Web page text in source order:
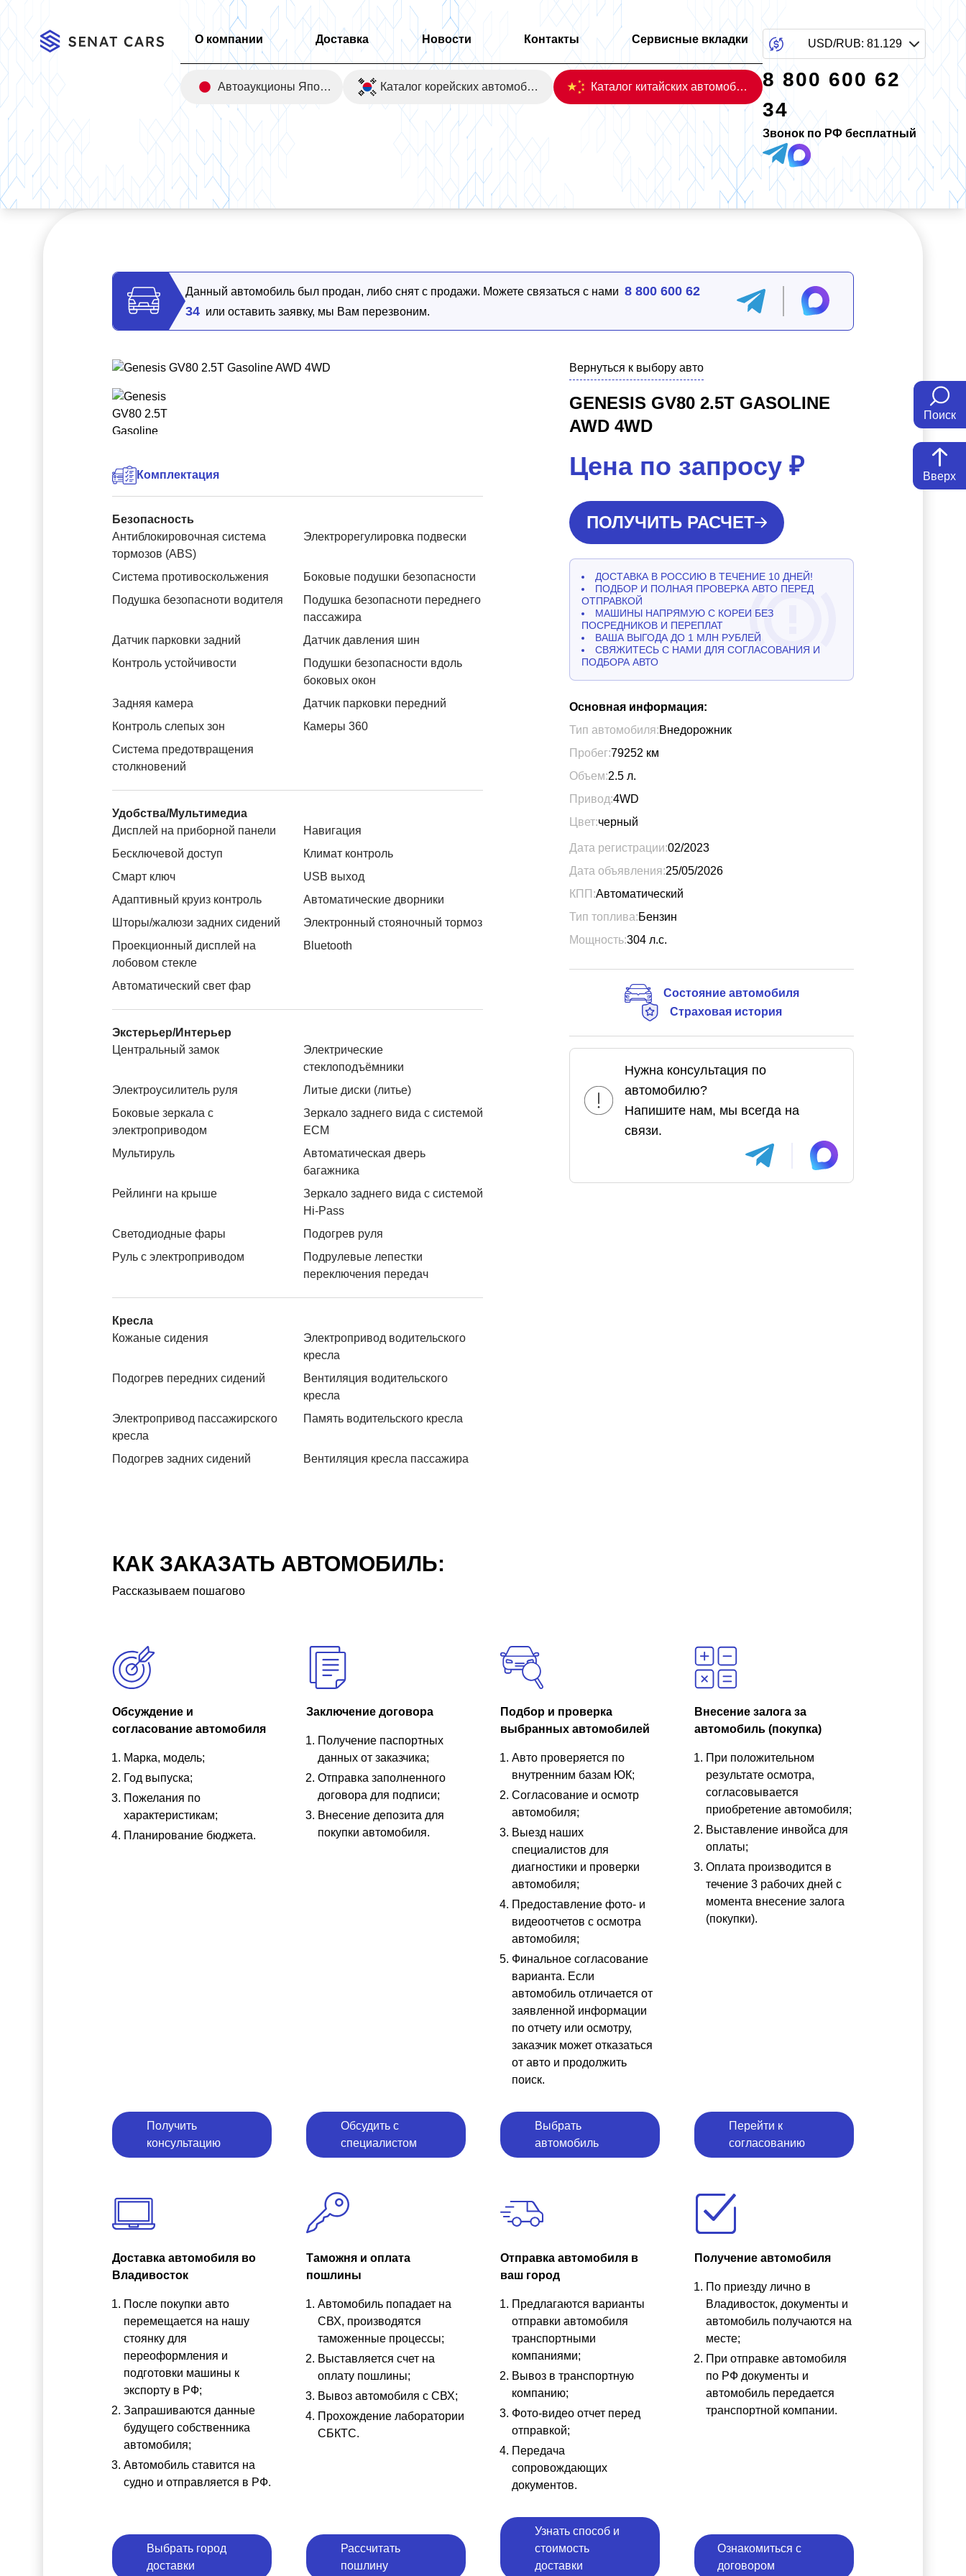
Поиск
Вверх
О компании Доставка Новости Контакты Сервисные вкладки
Автоаукционы Японии Каталог корейских автомобилей Каталог китайских автомобилей
USD/RUB: 81.129
8 800 600 62
34
Звонок по РФ бесплатный
Главная/Каталог Genesis GV80 2.5T Gasoline AWD 4WD
Данный автомобиль был продан, либо снят с продажи. Можете связаться с нами 8 800 600 62
34 или оставить заявку, мы Вам перезвоним.
Комплектация
Безопасность
Антиблокировочная система
тормозов (ABS)
Электрорегулировка подвески
Система противоскольжения
Боковые подушки безопасности
Подушка безопасноти водителя
Подушка безопасноти переднего
пассажира
Датчик парковки задний
Датчик давления шин
Контроль устойчивости
Подушки безопасности вдоль
боковых окон
Задняя камера
Датчик парковки передний
Контроль слепых зон
Камеры 360
Система предотвращения
столкновений
Удобства/Мультимедиа
Дисплей на приборной панели
Навигация
Бесключевой доступ
Климат контроль
Смарт ключ
USB выход
Адаптивный круиз контроль
Автоматические дворники
Шторы/жалюзи задних сидений
Электронный стояночный тормоз
Проекционный дисплей на
лобовом стекле
Bluetooth
Автоматический свет фар
Экстерьер/Интерьер
Центральный замок
Электрические
стеклоподъёмники
Электроусилитель руля
Литые диски (литье)
Боковые зеркала с
электроприводом
Зеркало заднего вида с системой
ЕСМ
Мультируль
Автоматическая дверь
багажника
Рейлинги на крыше
Зеркало заднего вида с системой
Hi-Pass
Светодиодные фары
Подогрев руля
Руль с электроприводом
Подрулевые лепестки
переключения передач
Кресла
Кожаные сидения
Электропривод водительского
кресла
Подогрев передних сидений
Вентиляция водительского
кресла
Электропривод пассажирского
кресла
Память водительского кресла
Подогрев задних сидений Вентиляция кресла пассажира
Вернуться к выбору авто
GENESIS GV80 2.5T GASOLINE
AWD 4WD
Цена по запросу ₽
ПОЛУЧИТЬ РАСЧЕТ
ДОСТАВКА В РОССИЮ В ТЕЧЕНИЕ 10 ДНЕЙ!
ПОДБОР И ПОЛНАЯ ПРОВЕРКА АВТО ПЕРЕД
ОТПРАВКОЙ
МАШИНЫ НАПРЯМУЮ С КОРЕИ БЕЗ
ПОСРЕДНИКОВ И ПЕРЕПЛАТ
ВАША ВЫГОДА ДО 1 МЛН РУБЛЕЙ
СВЯЖИТЕСЬ С НАМИ ДЛЯ СОГЛАСОВАНИЯ И
ПОДБОРА АВТО
Основная информация:
Тип автомобиля:Внедорожник
Пробег:79252 км
Объем:2.5 л.
Привод:4WD
Цвет:черный
Дата регистрации:02/2023
Дата объявления:25/05/2026
КПП:Автоматический
Тип топлива:Бензин
Мощность:304 л.с.
Состояние автомобиля
Страховая история
Нужна консультация по
автомобилю?
Напишите нам, мы всегда на
связи.
КАК ЗАКАЗАТЬ АВТОМОБИЛЬ:
Рассказываем пошагово
Обсуждение и
согласование автомобиля
Марка, модель;
Год выпуска;
Пожелания по
характеристикам;
Планирование бюджета.
Получить
консультацию
Заключение договора
Получение паспортных
данных от заказчика;
Отправка заполненного
договора для подписи;
Внесение депозита для
покупки автомобиля.
Обсудить с
специалистом
Подбор и проверка
выбранных автомобилей
Авто проверяется по
внутренним базам ЮК;
Согласование и осмотр
автомобиля;
Выезд наших
специалистов для
диагностики и проверки
автомобиля;
Предоставление фото- и
видеоотчетов с осмотра
автомобиля;
Финальное согласование
варианта. Если
автомобиль отличается от
заявленной информации
по отчету или осмотру,
заказчик может отказаться
от авто и продолжить
поиск.
Выбрать
автомобиль
Внесение залога за
автомобиль (покупка)
При положительном
результате осмотра,
согласовывается
приобретение автомобиля;
Выставление инвойса для
оплаты;
Оплата производится в
течение 3 рабочих дней с
момента внесение залога
(покупки).
Перейти к
согласованию
Доставка автомобиля во
Владивосток
После покупки авто
перемещается на нашу
стоянку для
переоформления и
подготовки машины к
экспорту в РФ;
Запрашиваются данные
будущего собственника
автомобиля;
Автомобиль ставится на
судно и отправляется в РФ.
Выбрать город
доставки
Таможня и оплата
пошлины
Автомобиль попадает на
СВХ, производятся
таможенные процессы;
Выставляется счет на
оплату пошлины;
Вывоз автомобиля с СВХ;
Прохождение лаборатории
СБКТС.
Рассчитать
пошлину
Отправка автомобиля в
ваш город
Предлагаются варианты
отправки автомобиля
транспортными
компаниями;
Вывоз в транспортную
компанию;
Фото-видео отчет перед
отправкой;
Передача
сопровождающих
документов.
Узнать способ и
стоимость
доставки
Получение автомобиля
По приезду лично в
Владивосток, документы и
автомобиль получаются на
месте;
При отправке автомобиля
по РФ документы и
автомобиль передается
транспортной компании.
Ознакомиться с
договором